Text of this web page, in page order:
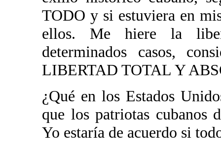
TODO y si estuviera en
ellos. Me hiere la
determinados casos,
LIBERTAD TOTAL Y
¿Qué en los Estados
que los patriotas cubanos
Yo estaría de acuerdo si